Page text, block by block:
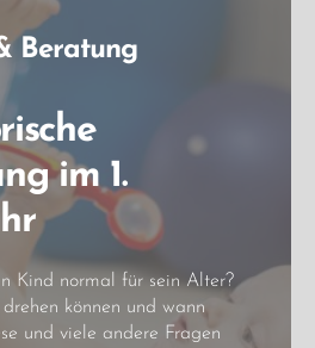
Beratung
im 1.
Kind normal für sein Alter?
können und wann
und viele andere Fragen